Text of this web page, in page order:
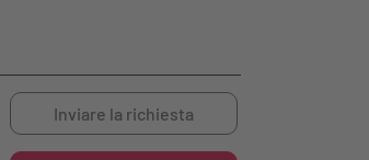
Inviare la richiesta